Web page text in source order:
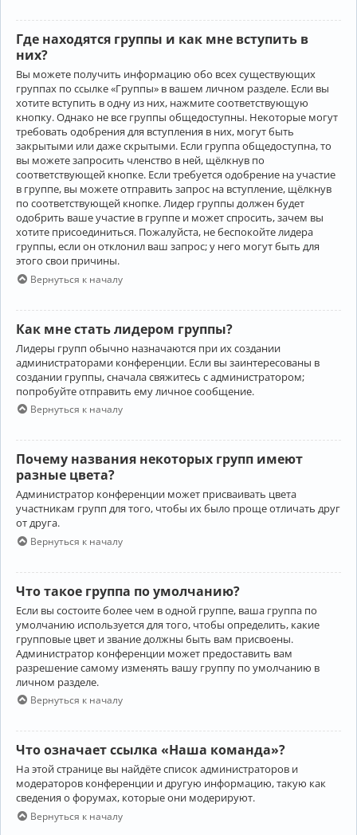
Где находятся группы и как мне вступить в
них?
Вы можете получить информацию обо всех существующих
группах по ссылке «Группы» в вашем личном разделе. Если вы
хотите вступить в одну из них, нажмите соответствующую
кнопку. Однако не все группы общедоступны. Некоторые могут
требовать одобрения для вступления в них, могут быть
закрытыми или даже скрытыми. Если группа общедоступна, то
вы можете запросить членство в ней, щёлкнув по
соответствующей кнопке. Если требуется одобрение на участие
в группе, вы можете отправить запрос на вступление, щёлкнув
по соответствующей кнопке. Лидер группы должен будет
одобрить ваше участие в группе и может спросить, зачем вы
хотите присоединиться. Пожалуйста, не беспокойте лидера
группы, если он отклонил ваш запрос; у него могут быть для
этого свои причины.
Вернуться к началу
Как мне стать лидером группы?
Лидеры групп обычно назначаются при их создании
администраторами конференции. Если вы заинтересованы в
создании группы, сначала свяжитесь с администратором;
попробуйте отправить ему личное сообщение.
Вернуться к началу
Почему названия некоторых групп имеют
разные цвета?
Администратор конференции может присваивать цвета
участникам групп для того, чтобы их было проще отличать друг
от друга.
Вернуться к началу
Что такое группа по умолчанию?
Если вы состоите более чем в одной группе, ваша группа по
умолчанию используется для того, чтобы определить, какие
групповые цвет и звание должны быть вам присвоены.
Администратор конференции может предоставить вам
разрешение самому изменять вашу группу по умолчанию в
личном разделе.
Вернуться к началу
Что означает ссылка «Наша команда»?
На этой странице вы найдёте список администраторов и
модераторов конференции и другую информацию, такую как
сведения о форумах, которые они модерируют.
Вернуться к началу